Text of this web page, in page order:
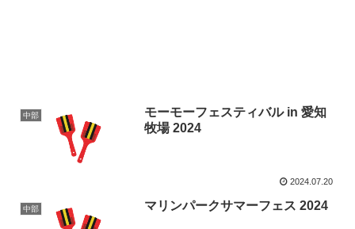
中部
モーモーフェスティバル in 愛知
牧場 2024
2024.07.20
中部 マリンパークサマーフェス 2024